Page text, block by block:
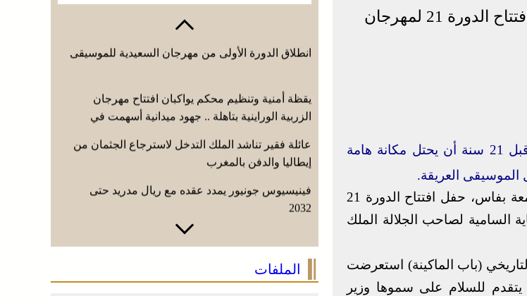
صاحبة السمو الملكي الأميرة للا سلمى تترأس حفل افتتاح الدورة 21 لمهرجان
مهرجان فاس للموسيقى العالمية العريقة استطاع منذ انطلاقته قبل 21 سنة أن يحتل مكانة هامة
الموسيقى العريقة.
ترأست صاحبة السمو الملكي الأميرة للا سلمى، مساء اليوم الجمعة بفاس، حفل افتتاح الدورة 21
السامية لصاحب الجلالة الملك
(باب الماكينة) استعرضت
للسلام على سموها وزير
فينيسيوس جونيور يمدد عقده مع ريال مدريد حتى
انطلاق الدورة الأولى من مهرجان السعيدية للموسيقى
يقظة أمنية وتنظيم محكم يواكبان افتتاح مهرجان
الزربية الوراينية بتاهلة .. جهود ميدانية أسهمت في
عائلة فقير تناشد الملك التدخل لاسترجاع الجثمان من
إيطاليا والدفن بالمغرب
فينيسيوس جونيور يمدد عقده مع ريال مدريد حتى
2032
انطلاق الدورة الأولى من مهرجان السعيدية للموسيقى
يقظة أمنية وتنظيم محكم يواكبان افتتاح مهرجان
الملفات